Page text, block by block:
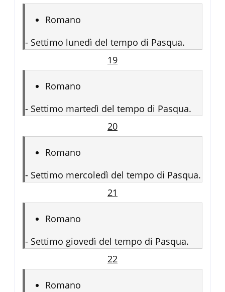
Romano
- Settimo lunedì del tempo di Pasqua.
19
Romano
- Settimo martedì del tempo di Pasqua.
20
Romano
- Settimo mercoledì del tempo di Pasqua.
21
Romano
- Settimo giovedì del tempo di Pasqua.
22
Romano